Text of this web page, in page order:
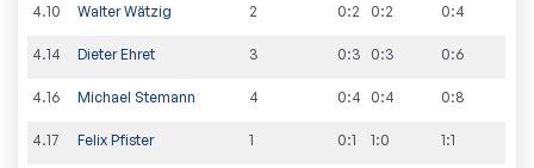
4.10 Walter Wätzig 2 0:2 0:2 0:4
4.14 Dieter Ehret 3 0:3 0:3 0:6
4.16 Michael Stemann 4 0:4 0:4 0:8
4.17 Felix Pfister 1 0:1 1:0 1:1